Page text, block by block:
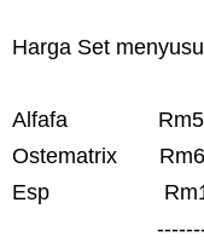
Harga Set
Alfafa Rm57.50
Ostematrix
Esp